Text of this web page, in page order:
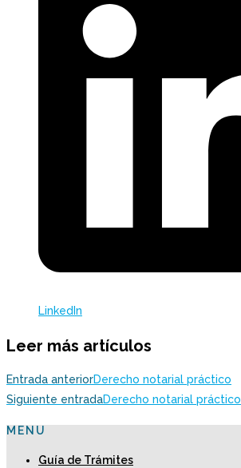
LinkedIn
Leer más artículos
Entrada anteriorDerecho notarial práctico
Siguiente entradaDerecho notarial práctico
MENU
Guía de Trámites